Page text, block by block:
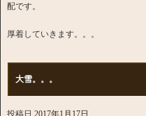
配です。
厚着していきます。。。
大雪。。。
投稿日 2017年1月17日